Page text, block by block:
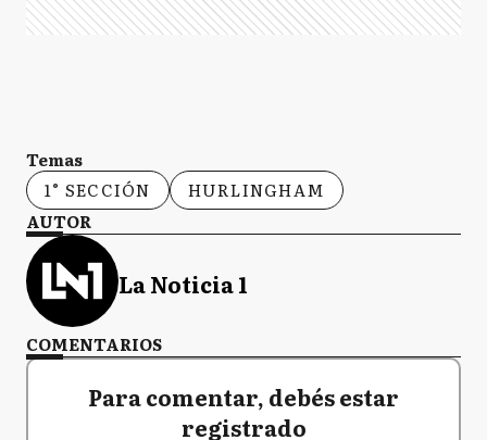
Temas
1° SECCIÓN
HURLINGHAM
AUTOR
La Noticia 1
COMENTARIOS
Para comentar, debés estar
registrado